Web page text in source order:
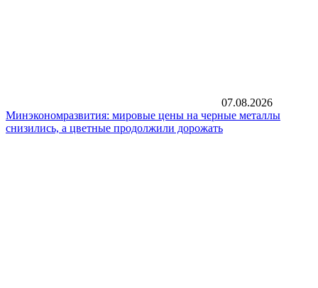
07.08.2026
Минэкономразвития: мировые цены на черные металлы
снизились, а цветные продолжили дорожать